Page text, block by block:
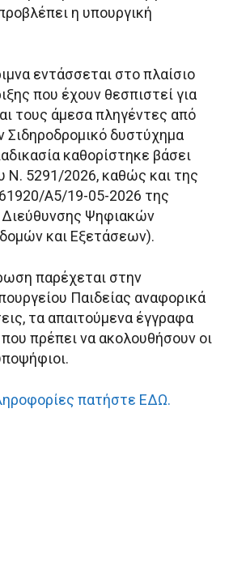
η υπουργική
εντάσσεται στο πλαίσιο
που έχουν θεσπιστεί για
τους άμεσα πληγέντες από
Σιδηροδρομικό δυστύχημα
καθορίστηκε βάσει
Ν. 5291/2026, καθώς και της
Α5/19-05-2026 της
Διεύθυνσης Ψηφιακών
και Εξετάσεων).
παρέχεται στην
Παιδείας αναφορικά
τα απαιτούμενα έγγραφα
που πρέπει να ακολουθήσουν οι
πατήστε ΕΔΩ.